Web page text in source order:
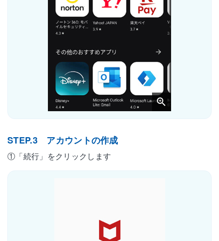
STEP.3 アカウントの作成
①「続行」をクリックします